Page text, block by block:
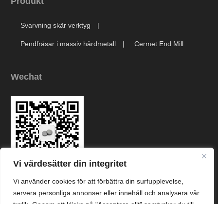
Svarvning skär verktyg
Pendfräsar i massiv hårdmetall Cermet End Mill
Wechat
Link
Vi värdesätter din integritet
Vi använder cookies för att förbättra din surfupplevelse,
servera personliga annonser eller innehåll och analysera vår